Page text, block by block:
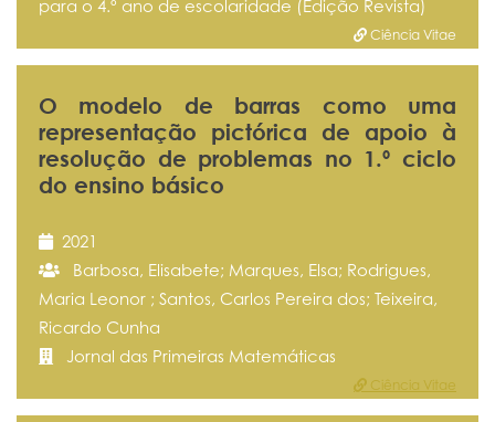
para o 4.º ano de escolaridade (Edição Revista)
Ciência Vitae
O modelo de barras como uma
representação pictórica de apoio à
resolução de problemas no 1.º ciclo
do ensino básico
2021
Barbosa, Elisabete; Marques, Elsa; Rodrigues,
Maria Leonor ; Santos, Carlos Pereira dos; Teixeira,
Ricardo Cunha
Jornal das Primeiras Matemáticas
Ciência Vitae